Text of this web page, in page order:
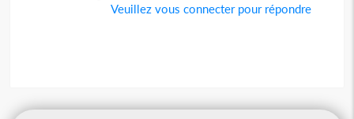
Veuillez vous connecter pour répondre